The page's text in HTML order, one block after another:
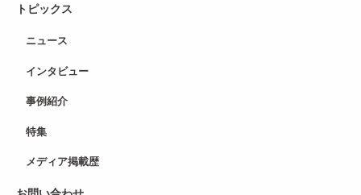
トピックス
ニュース
インタビュー
事例紹介
特集
メディア掲載歴